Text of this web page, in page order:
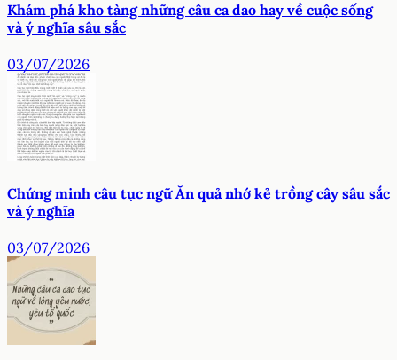
Khám phá kho tàng những câu ca dao hay về cuộc sống
và ý nghĩa sâu sắc
03/07/2026
Chứng minh câu tục ngữ Ăn quả nhớ kẻ trồng cây sâu sắc
và ý nghĩa
03/07/2026